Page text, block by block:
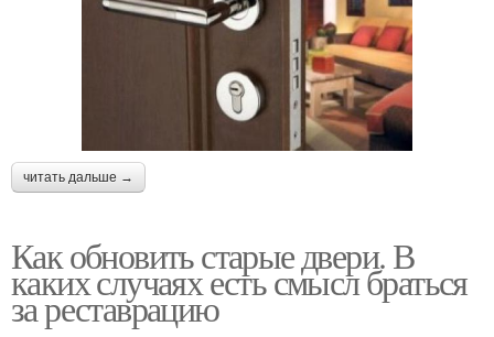
читать дальше →
Как обновить старые двери. В
каких случаях есть смысл браться
за реставрацию